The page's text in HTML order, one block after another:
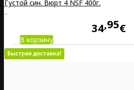
Густой син. Вюрт 4 NSF 400г.
..
34 95€
В корзину